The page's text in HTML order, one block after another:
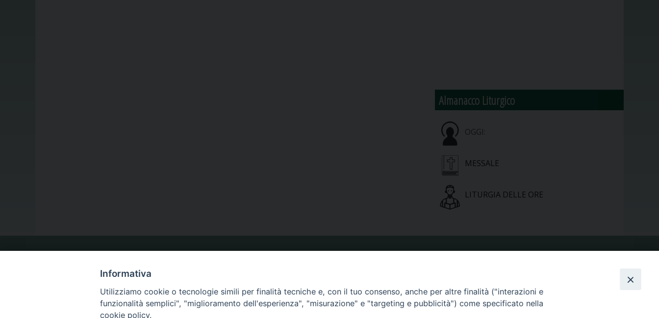
Almanacco Liturgico
OGGI:
MESSALE
LITURGIA DELLE ORE
LA NOSTRA DIOCESI
IL VESCOVO
CALENDARIO PASTORALE
PHOTOGALLERY
Informativa
Utilizziamo cookie o tecnologie simili per finalità tecniche e, con il tuo consenso, anche per altre finalità ("interazioni e
funzionalità semplici", "miglioramento dell'esperienza", "misurazione" e "targeting e pubblicità") come specificato nella
cookie policy.